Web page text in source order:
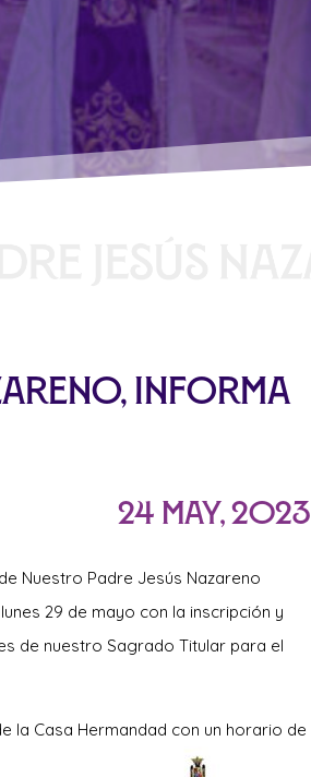
informa
24 May, 2023
Nuestro Padre Jesús Nazareno
29 de mayo con la inscripción y
de nuestro Sagrado Titular para el
la Casa Hermandad con un horario de